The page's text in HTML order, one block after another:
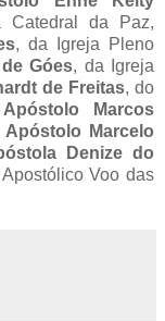
Catedral da Paz,
, da Igreja Pleno
Góes, da Igreja
de Freitas, do
Apóstolo Marcos
Apóstolo Marcelo
Denize do
Voo das